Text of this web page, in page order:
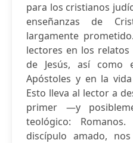
para los cristianos
enseñanzas de
largamente
lectores en los
de Jesús, así como
Apóstoles y en la
Esto lleva al lector a
primer —y
teológico:
discípulo amado,